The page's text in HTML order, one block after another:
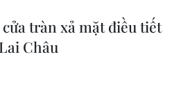
thực thi sắc lệnh
cửa tràn xả mặt điều tiết
Châu